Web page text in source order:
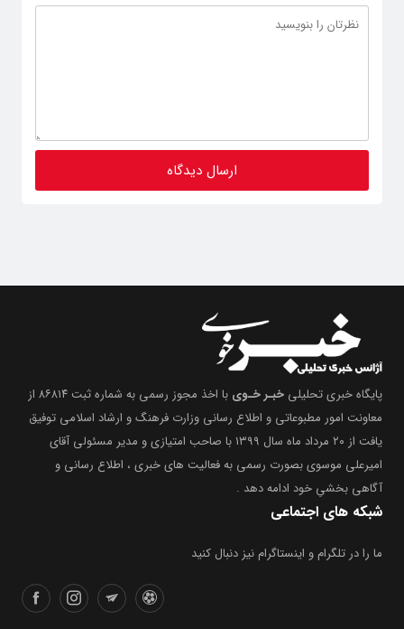
پایگاه خبری تحلیلی خبـر خـوی
با اخذ مجوز رسمی به شماره ثبت ۸۶۸۱۴ از
معاونت امور مطبوعاتی و اطلاع رسانی وزارت فرهنگ و ارشاد اسلامی توفیق
یافت از ۲۰ مرداد ماه سال ۱۳۹۹ با صاحب امتیازی و مدیر مسئولی آقای
امیرعلی موسوی بصورت رسمی به فعالیت های خبری ، اطلاع رسانی و
آگاهی بخشیِ خود ادامه دهد .
شبکه های اجتماعی
ما را در تلگرام و اینستاگرام نیز دنبال کنید